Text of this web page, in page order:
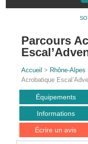
Parcours
Accueil > Rhône-Alpes
Acrobatique
Équipements
Informations
Écrire un avis